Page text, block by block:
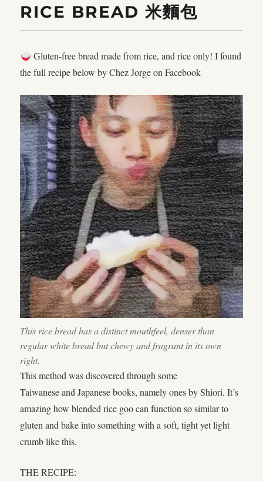
RICE BREAD 米麵包
Gluten-free bread made from rice, and rice only! I found
thefull recipe below byChez Jorge onFacebook
This rice bread has a distinct mouthfeel, denser than
regular white bread but chewy and fragrant in its own
right.
This method was discovered through some
Taiwanese and Japanese books, namely ones by Shiori. It’s
amazing how blended rice goo can function so similar to
gluten and bake into something with a soft, tight yet light
crumb like this.
THE RECIPE: